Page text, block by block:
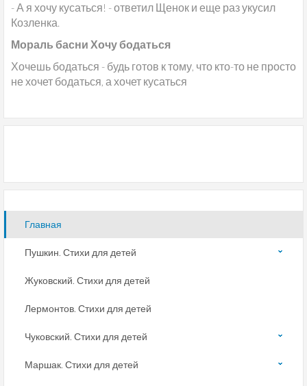
- А я хочу кусаться! - ответил Щенок и еще раз укусил
Козленка.
Мораль басни Хочу бодаться
Хочешь бодаться - будь готов к тому, что кто-то не просто
не хочет бодаться, а хочет кусаться
Главная
Пушкин. Стихи для детей
Жуковский. Стихи для детей
Лермонтов. Стихи для детей
Чуковский. Стихи для детей
Маршак. Стихи для детей